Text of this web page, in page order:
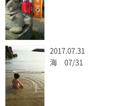
2017.07.31
海 07/31